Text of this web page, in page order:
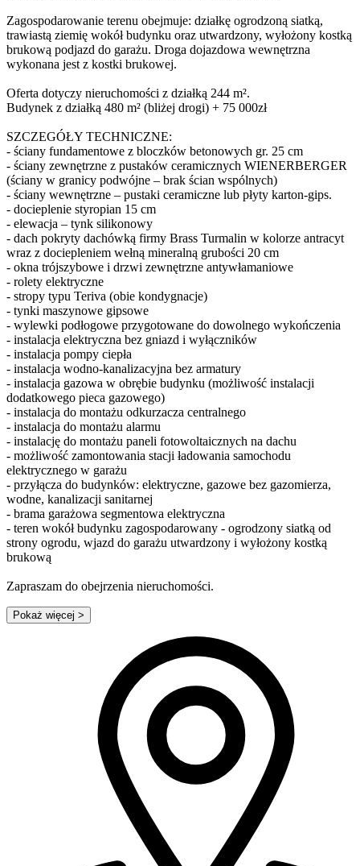
Zagospodarowanie terenu obejmuje: działkę ogrodzoną siatką,
trawiastą ziemię wokół budynku oraz utwardzony, wyłożony kostką
brukową podjazd do garażu. Droga dojazdowa wewnętrzna
wykonana jest z kostki brukowej.
Oferta dotyczy nieruchomości z działką 244 m².
Budynek z działką 480 m² (bliżej drogi) + 75 000zł
SZCZEGÓŁY TECHNICZNE:
- ściany fundamentowe z bloczków betonowych gr. 25 cm
- ściany zewnętrzne z pustaków ceramicznych WIENERBERGER
(ściany w granicy podwójne – brak ścian wspólnych)
- ściany wewnętrzne – pustaki ceramiczne lub płyty karton-gips.
- docieplenie styropian 15 cm
- elewacja – tynk silikonowy
- dach pokryty dachówką firmy Brass Turmalin w kolorze antracyt
wraz z dociepleniem wełną mineralną grubości 20 cm
- okna trójszybowe i drzwi zewnętrzne antywłamaniowe
- rolety elektryczne
- stropy typu Teriva (obie kondygnacje)
- tynki maszynowe gipsowe
- wylewki podłogowe przygotowane do dowolnego wykończenia
- instalacja elektryczna bez gniazd i wyłączników
- instalacja pompy ciepła
- instalacja wodno-kanalizacyjna bez armatury
- instalacja gazowa w obrębie budynku (możliwość instalacji
dodatkowego pieca gazowego)
- instalacja do montażu odkurzacza centralnego
- instalacja do montażu alarmu
- instalację do montażu paneli fotowoltaicznych na dachu
- możliwość zamontowania stacji ładowania samochodu
elektrycznego w garażu
- przyłącza do budynków: elektryczne, gazowe bez gazomierza,
wodne, kanalizacji sanitarnej
- brama garażowa segmentowa elektryczna
- teren wokół budynku zagospodarowany - ogrodzony siatką od
strony ogrodu, wjazd do garażu utwardzony i wyłożony kostką
brukową
Zapraszam do obejrzenia nieruchomości.
Pokaż więcej >